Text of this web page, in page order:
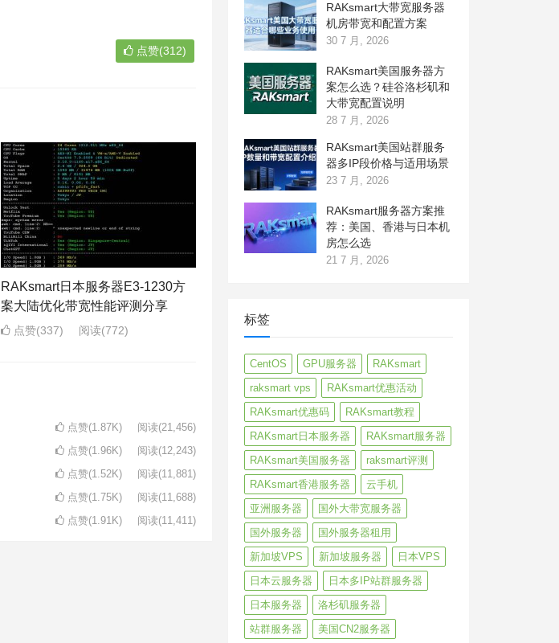
点赞(312)
RAKsmart日本服务器E3-1230方
案大陆优化带宽性能评测分享
点赞(337) 阅读(772)
点赞(1.87K) 阅读(21,456)
点赞(1.96K) 阅读(12,243)
点赞(1.52K) 阅读(11,881)
点赞(1.75K) 阅读(11,688)
点赞(1.91K) 阅读(11,411)
RAKsmart大带宽服务器
机房带宽和配置方案
30 7 月, 2026
RAKsmart美国服务器方
案怎么选？硅谷洛杉矶和
大带宽配置说明
28 7 月, 2026
RAKsmart美国站群服务
器多IP段价格与适用场景
23 7 月, 2026
RAKsmart服务器方案推
荐：美国、香港与日本机
房怎么选
21 7 月, 2026
标签
CentOS GPU服务器
RAKsmart
raksmart vps
RAKsmart优惠活动
RAKsmart优惠码
RAKsmart教程
RAKsmart日本服务器
RAKsmart服务器
RAKsmart美国服务器
raksmart评测
RAKsmart香港服务器
云手机
亚洲服务器
国外大带宽服务器
国外服务器
国外服务器租用
新加坡VPS
新加坡服务器
日本VPS
日本云服务器
日本多IP站群服务器
日本服务器
洛杉矶服务器
站群服务器
美国CN2服务器